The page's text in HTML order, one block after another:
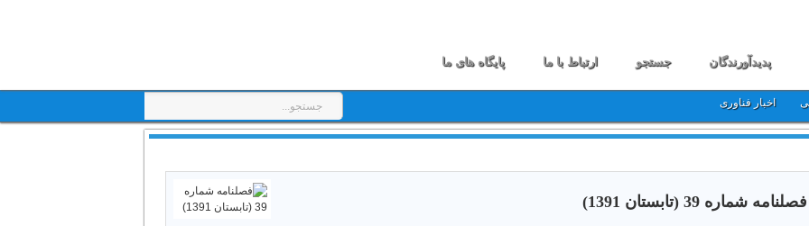
پدیدآورندگان جستجو ارتباط با ما پایگاه های ما
اخبار فناوری
فصلنامه شماره 39 (تابستان 1391)